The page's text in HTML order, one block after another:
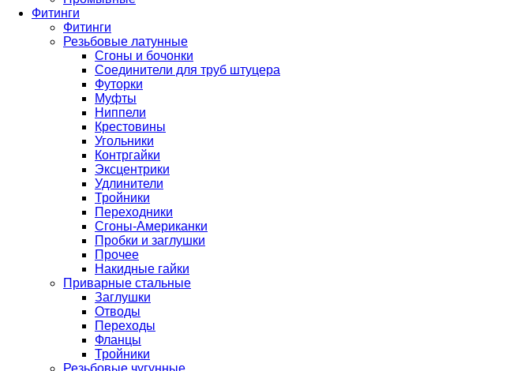
Фитинги
Фитинги
Резьбовые латунные
Сгоны и бочонки
Соединители для труб штуцера
Футорки
Муфты
Ниппели
Крестовины
Угольники
Контргайки
Эксцентрики
Удлинители
Тройники
Переходники
Сгоны-Американки
Пробки и заглушки
Прочее
Накидные гайки
Приварные стальные
Заглушки
Отводы
Переходы
Фланцы
Тройники
Резьбовые чугунные